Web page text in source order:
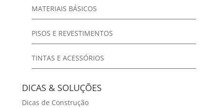
MATERIAIS BÁSICOS
PISOS E REVESTIMENTOS
TINTAS E ACESSÓRIOS
DICAS & SOLUÇÕES
Dicas de Construção